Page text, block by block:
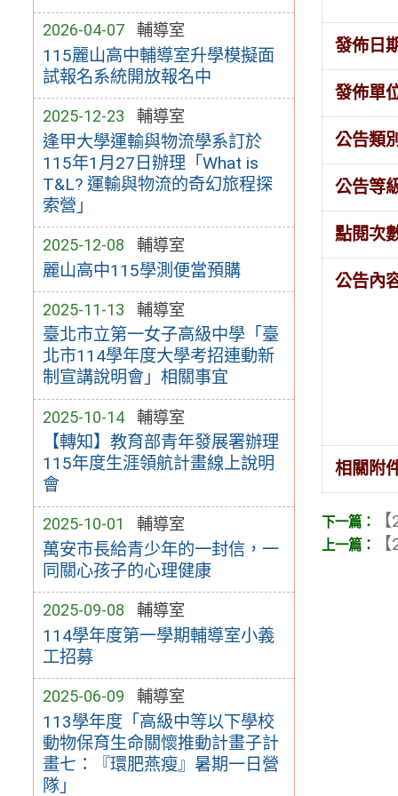
2026-04-07 輔導室
115麗山高中輔導室升學模擬面
試報名系統開放報名中
2025-12-23 輔導室
逢甲大學運輸與物流學系訂於
115年1月27日辦理「What is
T&L? 運輸與物流的奇幻旅程探
索營」
2025-12-08 輔導室
麗山高中115學測便當預購
2025-11-13 輔導室
臺北市立第一女子高級中學「臺
北市114學年度大學考招連動新
制宣講說明會」相關事宜
2025-10-14 輔導室
【轉知】教育部青年發展署辦理
115年度生涯領航計畫線上說明
會
2025-10-01 輔導室
萬安市長給青少年的一封信，一
同關心孩子的心理健康
2025-09-08 輔導室
114學年度第一學期輔導室小義
工招募
2025-06-09 輔導室
113學年度「高級中等以下學校
動物保育生命關懷推動計畫子計
畫七：『環肥燕瘦』暑期一日營
隊」
發佈日
發佈單
公告類
公告等
點閱次
公告內
相關附